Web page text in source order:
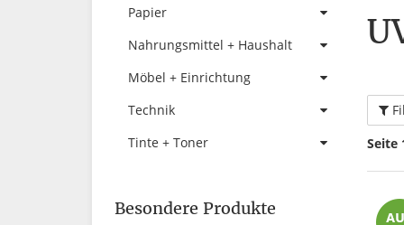
Seite
Papier
Nahrungsmittel + Haushalt
Möbel + Einrichtung
Technik
Tinte + Toner
Besondere Produkte